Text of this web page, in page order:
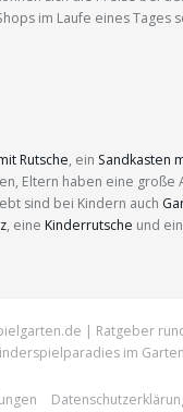
im Laufe eines Tages
Rutsche, ein Sandkasten
Eltern haben eine große
sind bei Kindern auch
, eine Kinderrutsche und
| Ratgeber
im Garten